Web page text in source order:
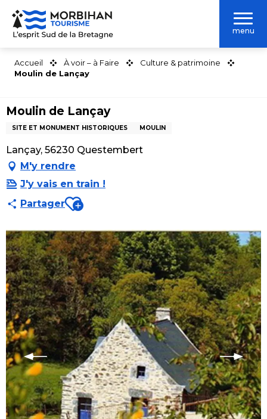
Aller
contenu
menu
Accueil À voir – à Faire
Culture & patrimoine
Moulin de Lançay
Moulin de Lançay
SITE ET MONUMENT HISTORIQUES MOULIN
Lançay, 56230 Questembert
M'y rendre
J'y vais en train !
PartagerAjouter aux favoris